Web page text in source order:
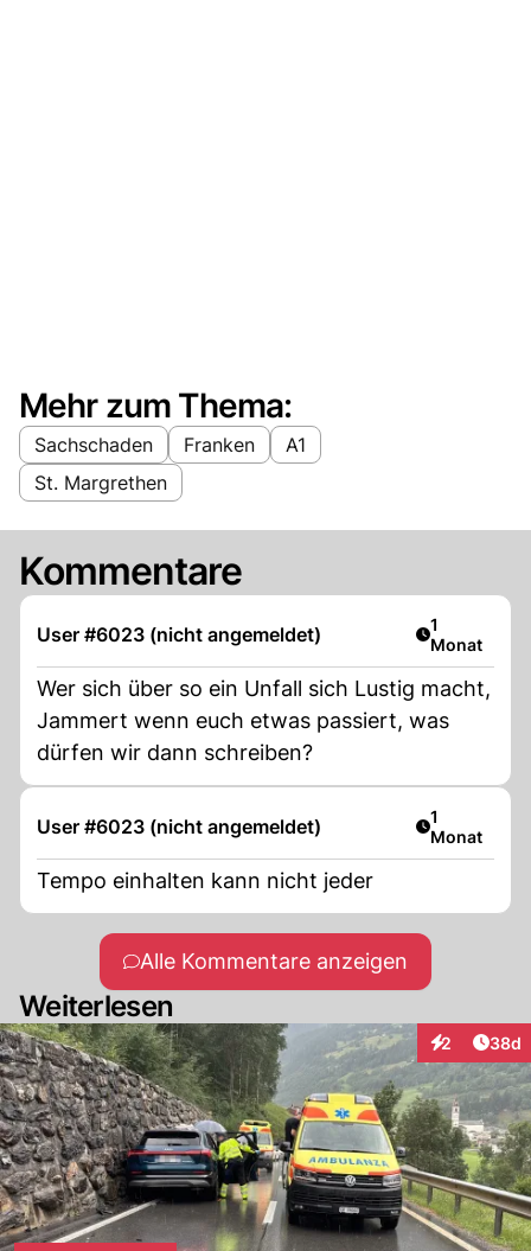
Mehr zum Thema:
Sachschaden Franken
A1
St. Margrethen
Kommentare
User #6023 (nicht angemeldet) Artikel
1
Monat
Wer sich über so ein Unfall sich Lustig macht,
Jammert wenn euch etwas passiert, was
dürfen wir dann schreiben?
User #6023 (nicht angemeldet) Artikel
1
Monat
Tempo einhalten kann nicht jeder
Alle Kommentare anzeigen
Weiterlesen
2
Interaktionen
38d